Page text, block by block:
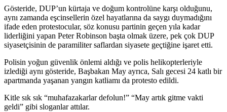
Gösteride, DUP’un kürtaja ve doğum kontrolüne karşı olduğunu,
aynı zamanda eşcinsellerin özel hayatlarına da saygı duymadığını
ifade eden protestocular, söz konusu partinin geçen yıla kadar
liderliğini yapan Peter Robinson başta olmak üzere, pek çok DUP
siyasetçisinin de paramiliter saflardan siyasete geçtiğine işaret etti.
Polisin yoğun güvenlik önlemi aldığı ve polis helikopterleriyle
izlediği aynı gösteride, Başbakan May ayrıca, Salı gecesi 24 katlı bir
apartmanda yaşanan yangın katliamı da protesto edildi.
Kitle sık sık “muhafazakarlar defolun!” “May artık gitme vakti
geldi” gibi sloganlar attılar.